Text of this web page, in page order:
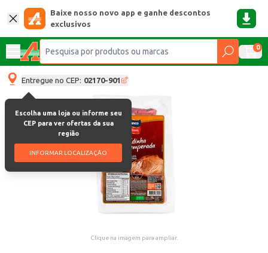
Baixe nosso novo app e ganhe descontos
exclusivos
0
Entregue no CEP: 02170-901
Escolha uma loja ou informe seu
CEP para ver ofertas da sua
região
INFORMAR LOCALIZAÇÃO
Clique na imagem para ampliar.